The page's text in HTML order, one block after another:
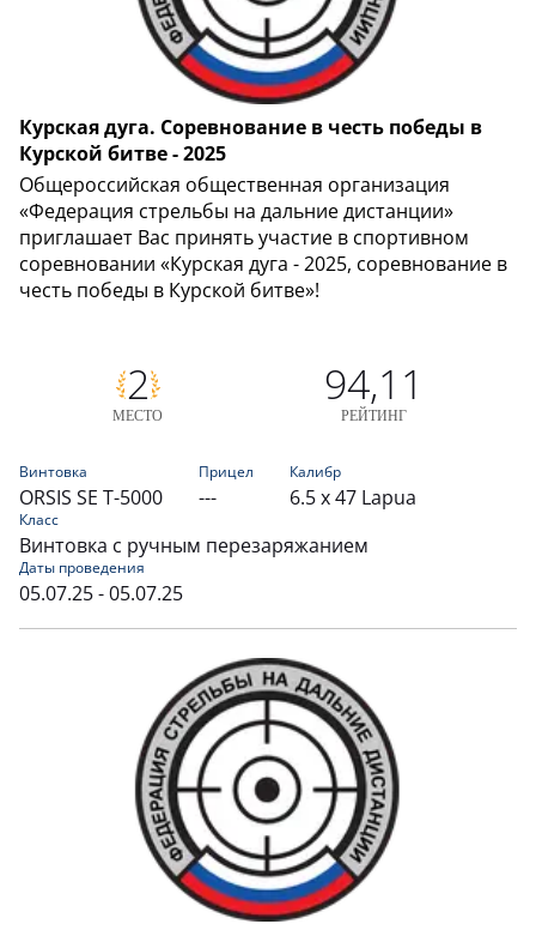
Курская дуга. Соревнование в честь победы в
Курской битве - 2025
Общероссийская общественная организация
«Федерация стрельбы на дальние дистанции»
приглашает Вас принять участие в спортивном
соревновании «Курская дуга - 2025, соревнование в
честь победы в Курской битве»!
2
МЕСТО
94,11
РЕЙТИНГ
Винтовка
ORSIS SE T-5000
Прицел
---
Калибр
6.5 x 47 Lapua
Класс
Винтовка с ручным перезаряжанием
Даты проведения
05.07.25 - 05.07.25